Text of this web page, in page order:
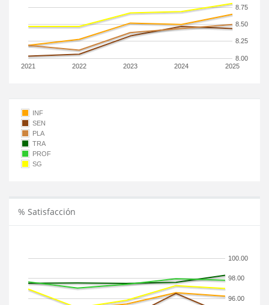
2021 2022 2023 2024 2025
8.00
8.25
8.50
8.75
INF
SEN
PLA
TRA
PROF
SG
% Satisfacción
96.00
98.00
100.00